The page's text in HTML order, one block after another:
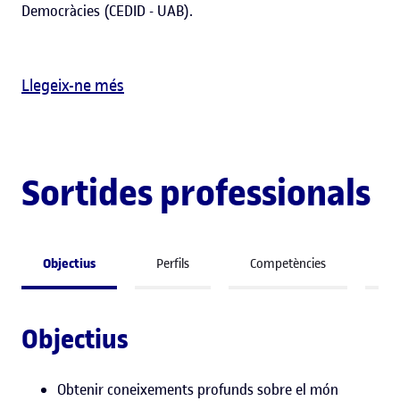
Democràcies (CEDID - UAB).
Llegeix-ne més
Sortides professionals
Objectius Perfils Competències
Objectius
Obtenir coneixements profunds sobre el món